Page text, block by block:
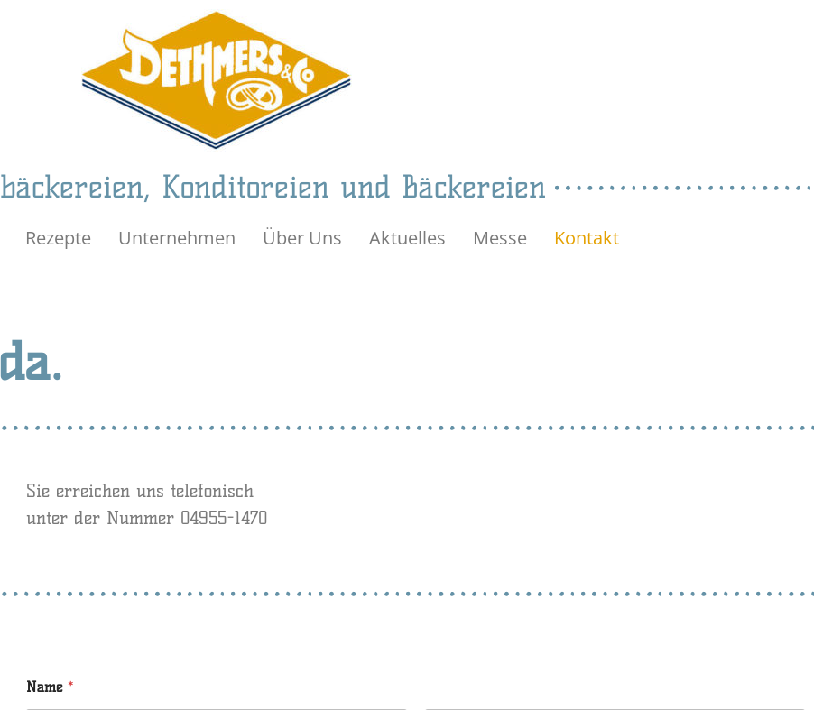
Konditoreien und Bäckereien
Rezepte Unternehmen Über Uns Aktuelles Messe Kontakt
Sie erreichen uns telefonisch
unter der Nummer 04955-1470
Name*